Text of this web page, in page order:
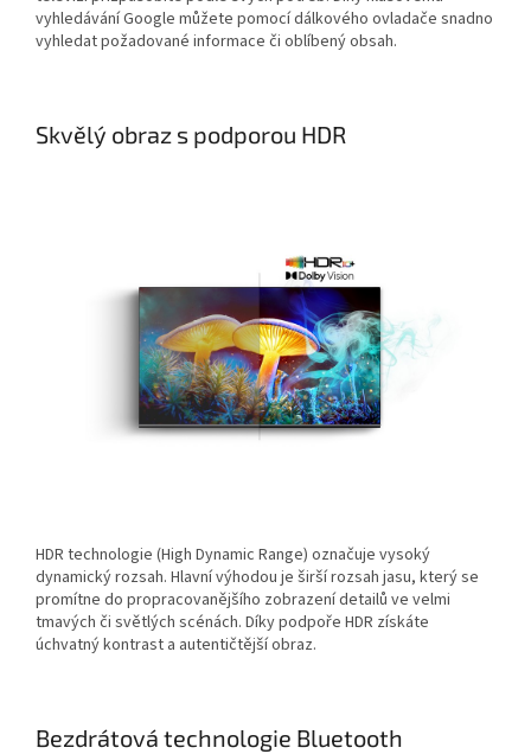
vyhledávání Google můžete pomocí dálkového ovladače snadno
vyhledat požadované informace či oblíbený obsah.
Skvělý obraz s podporou HDR
HDR technologie (High Dynamic Range) označuje vysoký
dynamický rozsah. Hlavní výhodou je širší rozsah jasu, který se
promítne do propracovanějšího zobrazení detailů ve velmi
tmavých či světlých scénách. Díky podpoře HDR získáte
úchvatný kontrast a autentičtější obraz.
Bezdrátová technologie Bluetooth